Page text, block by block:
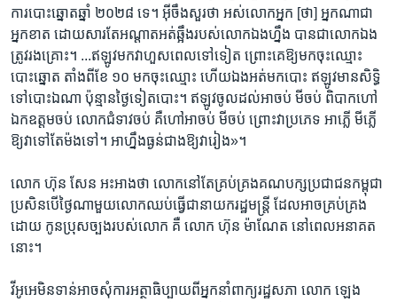
ការ​បោះឆ្នោត​ឆ្នាំ​ ២០២៨ ទេ។ ​អ៊ីចឹង​សួរ​ថា​ អស់​លោក​អ្នក [ថា] អ្នក​ណា​ជា​
អ្នក​ខាត​ ដោយ​សារ​តែ​អណ្តាត​អត់ឆ្អឹង​របស់​លោក​ឯង​ហ្នឹង​ បាន​ជា​លោក​ឯង​
ត្រូវ​រង​គ្រោះ។ ​...​ឥឡូវ​មក​វា​ហួស​ពេល​ទៅ​ទៀត​ ព្រោះ​គេ​ឱ្យមក​ចុះ​ឈ្មោះ​
បោះឆ្នោត​ តាំង​ពីខែ ១០ មកចុះ​ឈ្មោះ ​ហើយ​ឯង​អត់​មក​បោះ ​ឥឡូវ​មាន​សិទ្ធិ​
ទៅ​បោះឯណា ប៉ុន្មាន​ថ្ងៃទៀតបោះ។ ​ឥឡូវ​ចូល​ដល់​អាចប់ មី​ចប់ ពិបាក​ហៅ​
ឯកឧត្តម​ចប់ ​លោក​ជំទាវ​ចប់​ គឺ​ហៅ​អាចប់ ​មីចប់​ ព្រោះ​វា​ប្រភេទ ​អាភ្លើ មីភ្លើ
ឱ្យ​វា​ទៅ​តែ​ម៉ង​ទៅ។ ​អា​ហ្នឹង​ធ្ងន់​ជាង​ឱ្យ​វា​រៀង»។
លោក ហ៊ុន សែន​ អះអាង​ថា លោក​នៅ​តែ​គ្រប់​គ្រង​គណបក្ស​ប្រជាជន​កម្ពុជា ​
ប្រសិន​បើ​ថ្ងៃ​ណា​មួយ​លោក​ឈប់​ធ្វើ​ជា​នាយក​រដ្ឋ​មន្ត្រី ដែល​អាច​គ្រប់​គ្រង​
ដោយ​ កូនប្រុស​ច្បង​របស់​លោក ​គឺ ​លោក ហ៊ុន ម៉ាណែត ​នៅ​ពេល​អនាគត​
នោះ។
វីអូអេ​មិនទាន់​អាចសុំ​ការ​អត្ថា​ធិប្បាយ​ពី​អ្នក​នាំ​ពាក្យ​រដ្ឋសភា លោក ឡេង